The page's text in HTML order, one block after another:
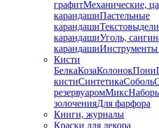
графитМеханические,
карандашиПастельные
карандаши
карандашиУголь,
карандашиИнструменты
Кисти
БелкаКозаКолонокПони
кистиСинтетикаСоболь
резервуаромМикс
золоченияДля фарфора
Книги, журналы
Краски для декора